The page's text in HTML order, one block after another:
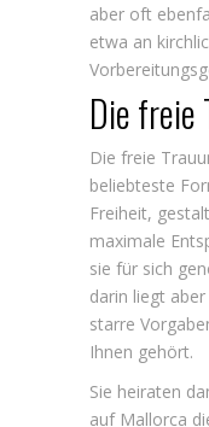
aber oft
etwa an
Die freie
Die freie
beliebteste
Freiheit,
maximale
sie für sich
darin liegt
starre
Ihnen gehört.
Sie heiraten
auf Mallorca